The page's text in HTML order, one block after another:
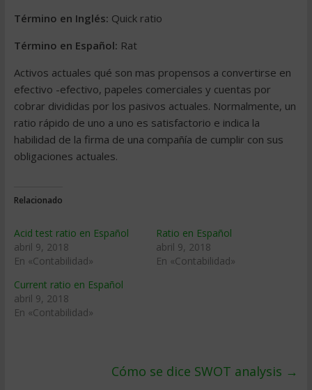
Término en Inglés: Quick ratio
Término en Español: Rat
Activos actuales qué son mas propensos a convertirse en
efectivo -efectivo, papeles comerciales y cuentas por
cobrar divididas por los pasivos actuales. Normalmente, un
ratio rápido de uno a uno es satisfactorio e indica la
habilidad de la firma de una compañía de cumplir con sus
obligaciones actuales.
Relacionado
Acid test ratio en Español
abril 9, 2018
En «Contabilidad»
Ratio en Español
abril 9, 2018
En «Contabilidad»
Current ratio en Español
abril 9, 2018
En «Contabilidad»
Cómo se dice SWOT analysis →